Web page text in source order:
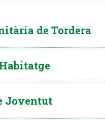
de Tordera
Joventut